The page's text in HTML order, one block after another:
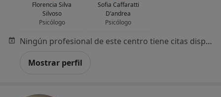
Florencia Silva
Silvoso
Psicólogo
Sofia Caffaratti
D’andrea
Psicólogo
Ningún profesional de este centro tiene citas disponibles
Mostrar perfil